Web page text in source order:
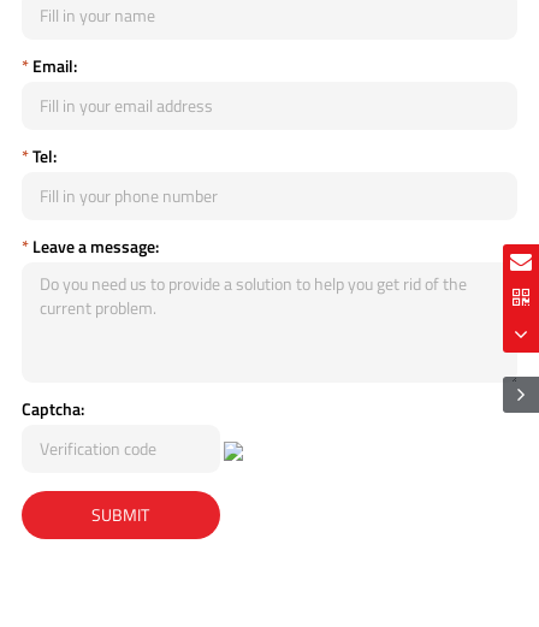
*Email:
*Tel:
*Leave a message:
Captcha: